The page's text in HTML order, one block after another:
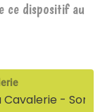
ce dispositif au